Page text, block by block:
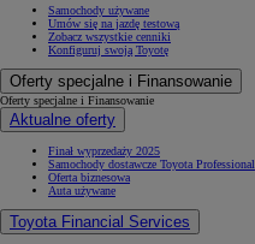
Samochody używane
Umów się na jazdę testową
Zobacz wszystkie cenniki
Konfiguruj swoją Toyotę
Oferty specjalne i Finansowanie
Oferty specjalne i Finansowanie
Aktualne oferty
Finał wyprzedaży 2025
Samochody dostawcze Toyota Professional
Oferta biznesowa
Auta używane
Toyota Financial Services